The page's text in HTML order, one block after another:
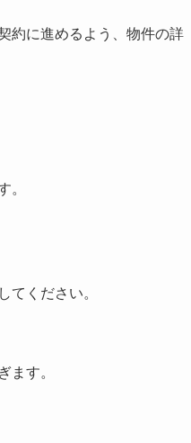
約に進めるよう、物件の詳
。
てください。
ます。